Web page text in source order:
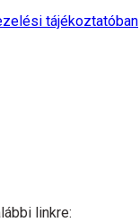
tájékoztatóban
linkre: